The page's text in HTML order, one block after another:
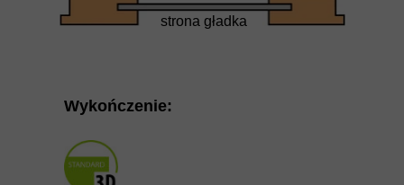
strona gładka
Wykończenie: